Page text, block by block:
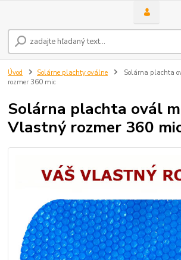
Úvod Solárne plachty oválne
Solárna plachta
rozmer 360 mic
Solárna plachta ovál
Vlastný rozmer 360